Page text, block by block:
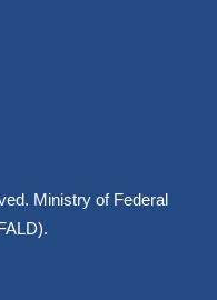
Ministry of Federal